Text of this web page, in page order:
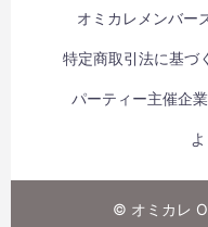
オミカレメンバー
特定商取引法に基づ
パーティー主催企
© オミカレ